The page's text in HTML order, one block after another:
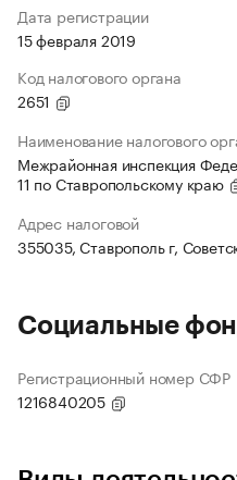
Дата регистрации
15 февраля 2019
Код налогового органа
2651
Наименование налогового
Межрайонная инспекция
11 по Ставропольскому краю
Адрес налоговой
355035, Ставрополь г,
Социальные
Регистрационный номер СФР
1216840205